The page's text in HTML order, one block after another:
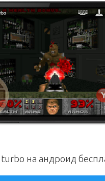
turbo на андроид